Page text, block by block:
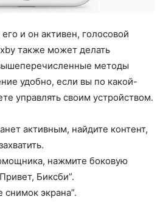
и он активен, голосовой
также может делать
методы
удобно, если вы по какой-
управлять своим устройством.
активным, найдите контент,
нажмите боковую
Биксби”.
снимок экрана”.